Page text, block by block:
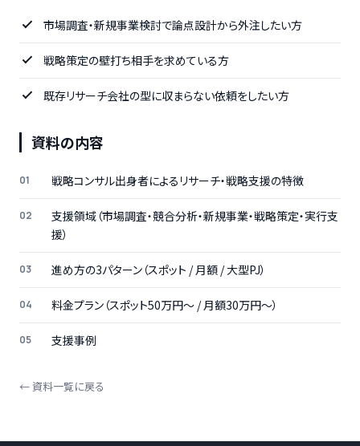
市場調査・新規事業検討で論点設計から外注したい方
戦略策定の壁打ち相手を求めている方
既存リサーチ会社の型に収まらない依頼をしたい方
資料の内容
戦略コンサル出身者によるリサーチ・戦略支援の特徴
支援領域（市場調査・競合分析・新規事業・戦略策定・実行支
援）
進め方の3パターン（スポット / 月額 / 大型PJ）
料金プラン（スポット50万円〜 / 月額30万円〜）
支援事例
← 資料一覧に戻る